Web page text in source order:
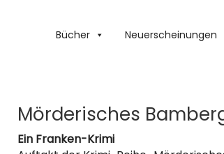
Bücher Neuerscheinungen
Mörderisches
Ein Franken-Krimi